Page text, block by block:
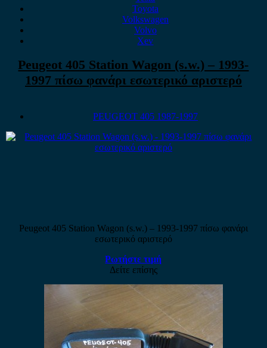
Toyota
Volkswagen
Volvo
Xev
Peugeot 405 Station Wagon (s.w.) – 1993-
1997 πίσω φανάρι εσωτερικό αριστερό
PEUGEOT 405 1987-1997
Peugeot 405 Station Wagon (s.w.) – 1993-1997 πίσω φανάρι
εσωτερικό αριστερό
Ρωτήστε τιμή
Δείτε επίσης